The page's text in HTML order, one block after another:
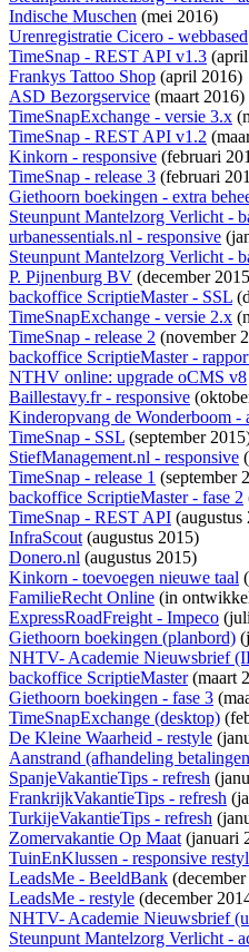
Indische Muschen (mei 2016)
Urenregistratie Cicero - webbased
TimeSnap - REST API v1.3
Frankys Tattoo Shop (april 2016)
ASD Bezorgservice (maart 2016)
TimeSnapExchange - versie 3.x
TimeSnap - REST API v1.2
Kinkorn - responsive (februari
TimeSnap - release 3 (februari
Giethoorn boekingen - extra
Steunpunt Mantelzorg Verlicht -
urbanessentials.nl - responsive
Steunpunt Mantelzorg Verlicht -
P. Pijnenburg BV (december
backoffice ScriptieMaster - SSL
TimeSnapExchange - versie 2.x
TimeSnap - release 2 (november
backoffice ScriptieMaster -
NTHV online: upgrade oCMS v8
Baillestavy.fr - responsive
Kinderopvang de Wonderboom -
TimeSnap - SSL (september
StiefManagement.nl - responsive
TimeSnap - release 1 (september
backoffice ScriptieMaster - fase 2
TimeSnap - REST API (augustus
InfraScout(augustus 2015)
Donero.nl (augustus 2015)
Kinkorn - toevoegen nieuwe taal
FamilieRecht Online (in
ExpressRoadFreight - Impeco
Giethoorn boekingen (planbord)
NHTV- Academie Nieuwsbrief
backoffice ScriptieMaster(maart
Giethoorn boekingen - fase 3
TimeSnapExchange (desktop)
De Kleine Waarheid - restyle
Aanstrand (afhandeling
SpanjeVakantieTips - refresh
FrankrijkVakantieTips - refresh
TurkijeVakantieTips - refresh
Zomervakantie Op Maat(januari
TuinEnKlussen - responsive
LeadsMe - BeeldBank
LeadsMe - restyle (december
NHTV- Academie Nieuwsbrief
Steunpunt Mantelzorg Verlicht -